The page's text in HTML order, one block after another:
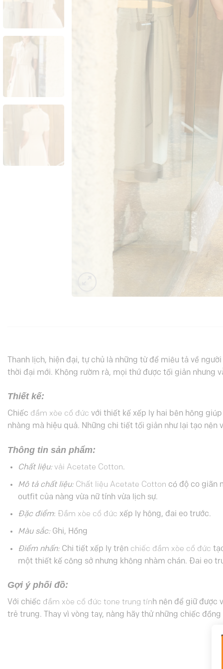
Thanh lịch, hiện đại, tự chủ là những từ để miêu tả về
thời đại mới. Không rườm rà, mọi thứ được tối giản nhưng
Thiết kế:
Chiếc đầm xòe cổ đức với thiết kế xếp ly hai bên hông
nhàng mà hiệu quả. Những chi tiết tối giản như lại tạo nên
Thông tin sản phẩm:
Chất liệu:vải Acetate Cotton.
Mô tả chất liệu:Chất liệu Acetate Cotton có độ co giãn
outfit của nàng vừa nữ tính vừa lịch sự.
Đặc điểm: Đầm xòe cổ đức xếp ly hông, đai eo trước.
Màu sắc:Ghi, Hồng
Điểm nhấn:Chi tiết xếp ly trên chiếc đầm xòe cổ đức
một thiết kế công sở nhưng không nhàm chán. Đai eo
Gợi ý phối đồ:
Với chiếc đầm xòe cổ đức tone trung tính nên để giữ được
trẻ trung. Thay vì vòng tay, nàng hãy thử những chiếc